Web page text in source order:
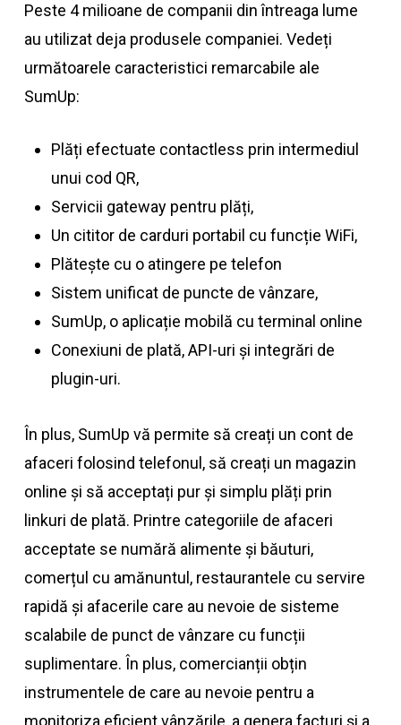
Peste 4 milioane de companii din întreaga lume
au utilizat deja produsele companiei. Vedeți
următoarele caracteristici remarcabile ale
SumUp:
Plăți efectuate contactless prin intermediul
unui cod QR,
Servicii gateway pentru plăți,
Un cititor de carduri portabil cu funcție WiFi,
Plătește cu o atingere pe telefon
Sistem unificat de puncte de vânzare,
SumUp, o aplicație mobilă cu terminal online
Conexiuni de plată, API-uri și integrări de
plugin-uri.
În plus, SumUp vă permite să creați un cont de
afaceri folosind telefonul, să creați un magazin
online și să acceptați pur și simplu plăți prin
linkuri de plată. Printre categoriile de afaceri
acceptate se numără alimente și băuturi,
comerțul cu amănuntul, restaurantele cu servire
rapidă și afacerile care au nevoie de sisteme
scalabile de punct de vânzare cu funcții
suplimentare. În plus, comercianții obțin
instrumentele de care au nevoie pentru a
monitoriza eficient vânzările, a genera facturi și a